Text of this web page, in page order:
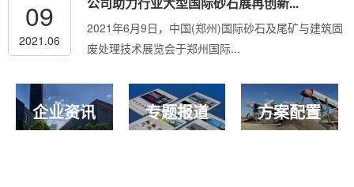
09
2021.06
2021年6月9日，中国(郑州)国际砂石及尾矿与建筑固
废处理技术展览会于郑州国际...
企业资讯 专题报道 方案配置